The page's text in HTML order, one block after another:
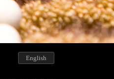
English